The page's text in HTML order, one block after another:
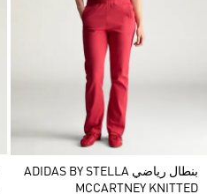
بنطال رياضي ADIDAS BY STELLA
MCCARTNEY KNITTED